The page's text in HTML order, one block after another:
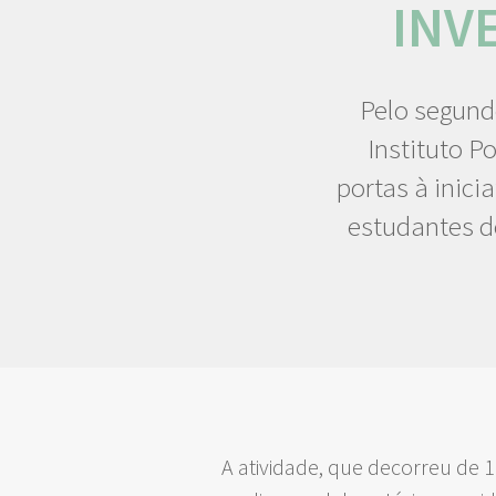
Pelo
Instituto
portas à
estudantes
A atividade, que decorreu de